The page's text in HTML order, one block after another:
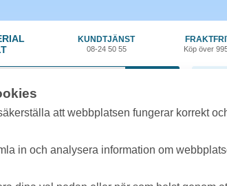
KUNDTJÄNST
08-24 50 55 Köp över
»Skrivhäfte Bantex A4 linjerat/blankt 8,5mm lila
Skrivhäfte Bantex A4
Lila skrivhäfte med 8,5mm
att webbplatsen fungerar korrekt
in och analysera information om